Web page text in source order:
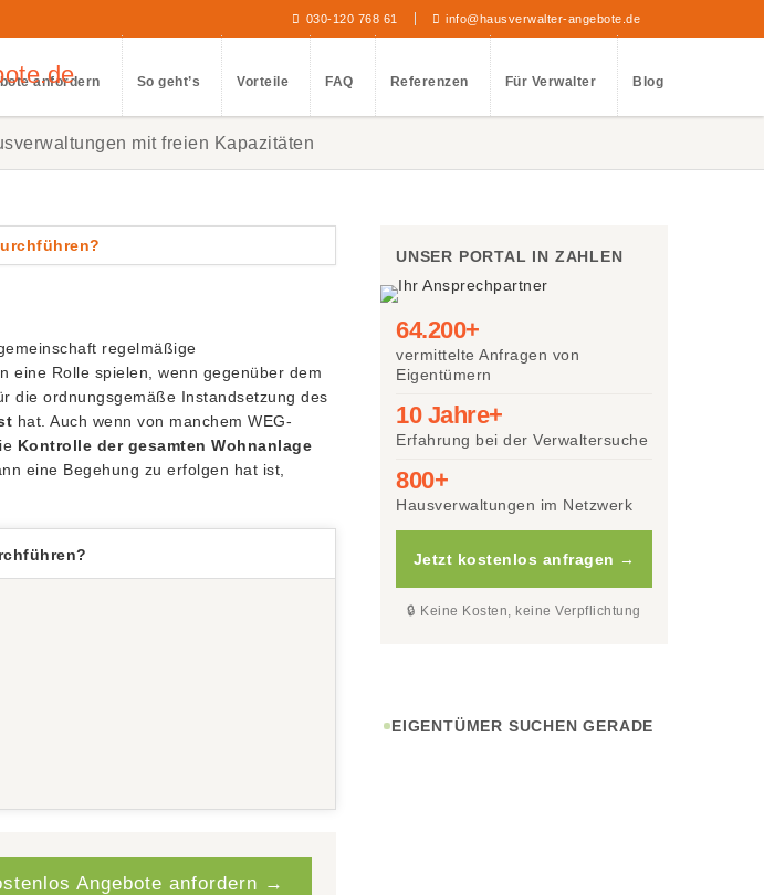
030-120 768 61 info@hausverwalter-angebote.de
anfordern So geht’s Vorteile FAQ Referenzen Für Verwalter Blog
mit freien Kapazitäten
regelmäßige
eine Rolle spielen, wenn gegenüber dem
die ordnungsgemäße Instandsetzung des
hat. Auch wenn von manchem WEG-
Kontrolle der gesamten Wohnanlage
eine Begehung zu erfolgen hat ist,
Angebote anfordern →
UNSER PORTAL IN ZAHLEN
64.200+
vermittelte Anfragen von
Eigentümern
10 Jahre+
Erfahrung bei der Verwaltersuche
800+
Hausverwaltungen im Netzwerk
Jetzt kostenlos anfragen →
🔒 Keine Kosten, keine Verpflichtung
EIGENTÜMER SUCHEN GERADE